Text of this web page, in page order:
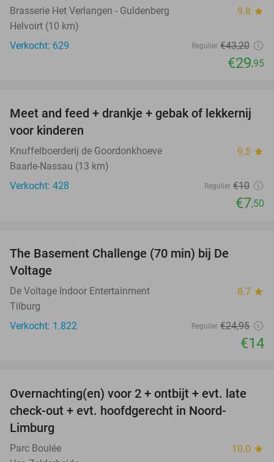
Brasserie Het Verlangen - Guldenberg 9.8 star
Helvoirt (10 km)
Verkocht: 629
Regulier €43,20
€29,95
25%
Meet and feed + drankje + gebak of lekkernij
voor kinderen
Knuffelboerderij de Goordonkhoeve 9.5 star
Baarle-Nassau (13 km)
Verkocht: 428
Regulier €10
€7,50
The Basement Challenge (70 min) bij De
Voltage
De Voltage Indoor Entertainment 8.7 star
Tilburg
Verkocht: 1.822
Regulier €24,95
€14
42%
Overnachting(en) voor 2 + ontbijt + evt. late
check-out + evt. hoofdgerecht in Noord-
Limburg
Parc Boulée 10.0 star